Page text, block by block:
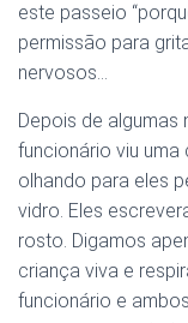
este passeio
permissão para
nervosos…
Depois de algumas
funcionário viu
olhando para eles
vidro. Eles
rosto. Digamos
criança viva e
funcionário e